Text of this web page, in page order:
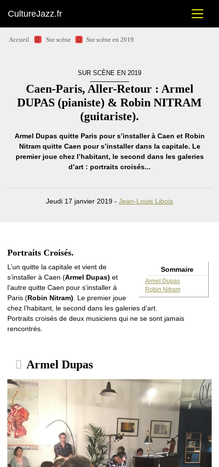
CultureJazz.fr
Accueil Sur scène Sur scène en 2019
SUR SCÈNE EN 2019
Caen-Paris, Aller-Retour : Armel
DUPAS (pianiste) & Robin NITRAM
(guitariste).
Armel Dupas quitte Paris pour s’installer à Caen et Robin
Nitram quitte Caen pour s’installer dans la capitale. Le
premier joue chez l’habitant, le second dans les galeries
d’art : portraits croisés...
Jeudi 17 janvier 2019 - Jean-Louis Libois
Portraits Croisés.
Sommaire
Armel Dupas
Robin Nitram
L’un quitte la capitale et vient de
s’installer à Caen (Armel Dupas) et
l’autre quitte Caen pour s’installer à
Paris (Robin Nitram) . Le premier joue
chez l’habitant, le second dans les galeries d’art.
Portraits croisés de deux musiciens qui ne se sont jamais
rencontrés.
Armel Dupas